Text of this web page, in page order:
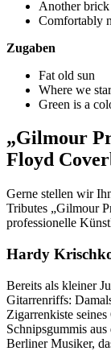
Another
Comfortably
Zugaben
Fat old sun
Where we
Green is a
„Gilmour
Floyd
Gerne stellen wir
Tributes „Gilmour
professionelle
Hardy
Bereits als kleiner
Gitarrenriffs:
Zigarrenkiste
Schnipsgummis
Berliner Musiker,